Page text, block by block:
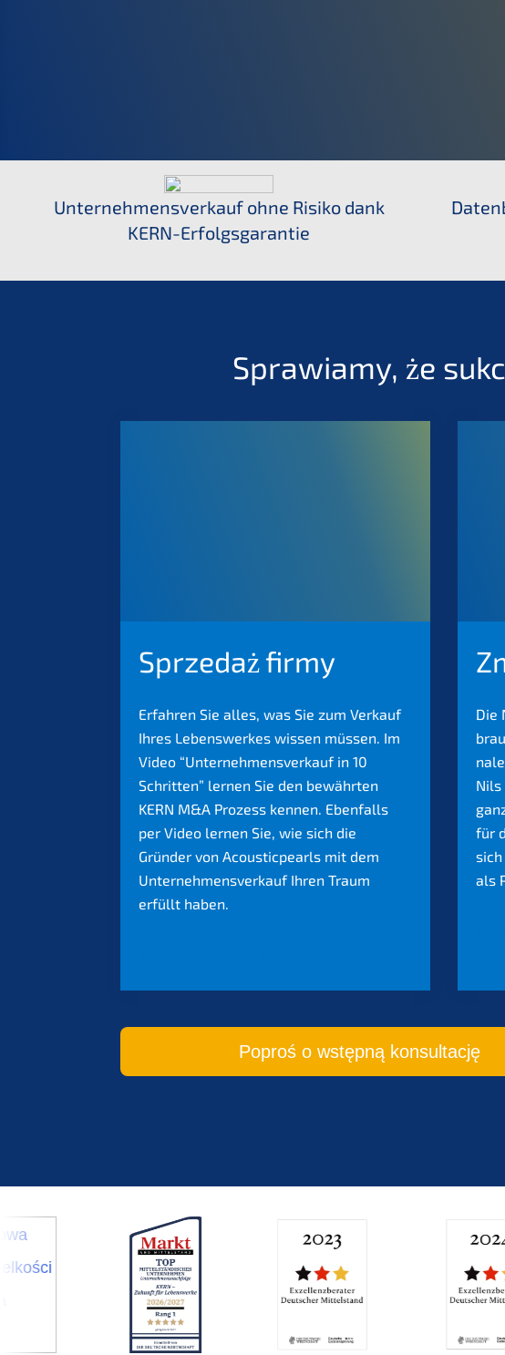
Unterneh­mens­ver­kauf ohne Risiko dank
KERN-Erfolgsgarantie
Sprawia­my, że
Sprze­daż firmy
Erfah­ren Sie alles, was Sie zum Verkauf
Ihres Lebens­werkes wissen müssen. Im
Video “Unter­nehmens­verkauf in 10
Schrit­ten” lernen Sie den bewähr­ten
KERN M&A Prozess kennen. Ebenfalls
per Video lernen Sie, wie sich die
Gründer von Acoustic­pearls mit dem
Unter­nehmens­verkauf Ihren Traum
erfüllt haben.
Die
Nils
für
als
Poproś o wstęp­ną konsultację